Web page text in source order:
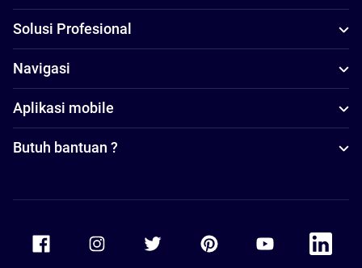
Solusi Profesional
Navigasi
Aplikasi mobile
Butuh bantuan ?
Accor Youtube
Accor